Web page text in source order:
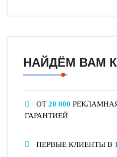
НАЙДЁМ ВАМ
ОТ 20 000
ГАРАНТИЕЙ
ПЕРВЫЕ КЛИЕНТЫ В